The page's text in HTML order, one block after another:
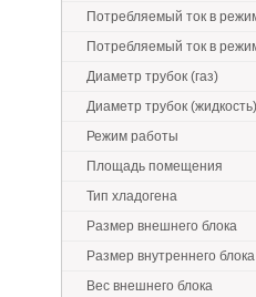
Потребляемый ток в
Потребляемый ток в
Диаметр трубок (газ)
Диаметр трубок (жидкость)
Режим работы
Площадь помещения
Тип хладогена
Размер внешнего блока
Размер внутреннего блока
Вес внешнего блока